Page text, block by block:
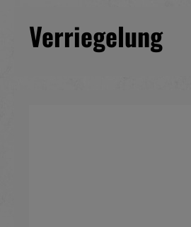
Verriegelung